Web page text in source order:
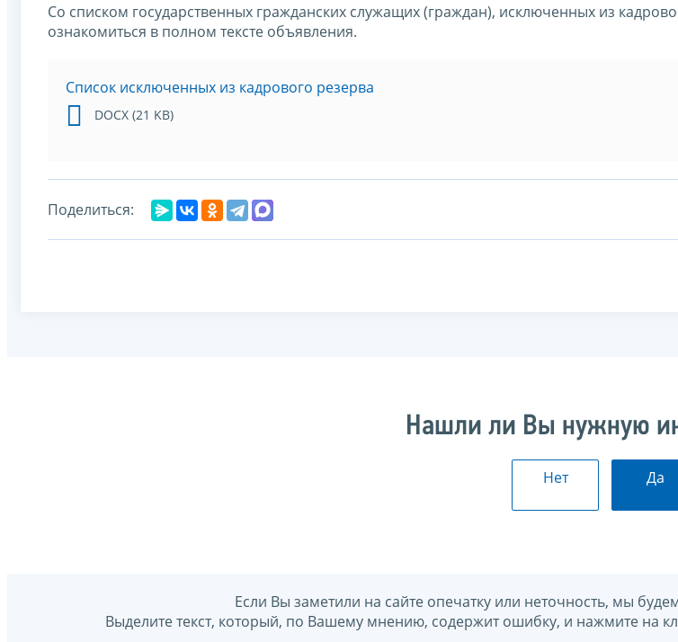
Со списком государственных гражданских служащих (граждан), исключенных из
ознакомиться в полном тексте объявления.
Список исключенных из кадрового резерва
DOCX (21 KB)
Поделиться:
Нашли ли Вы нужную
Нет Да
Если Вы заметили на сайте опечатку или неточность, мы
Выделите текст, который, по Вашему мнению, содержит ошибку, и нажмите на